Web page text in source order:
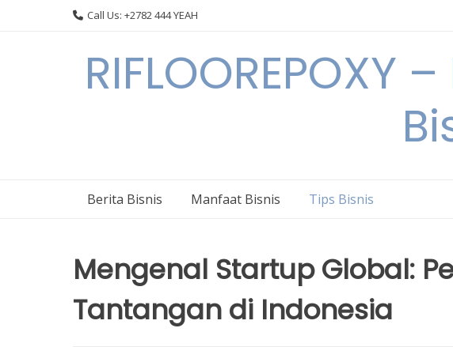
Call Us: +2782 444 YEAH
Berita Bisnis Manfaat Bisnis Tips Bisnis
Mengenal Startup Global:
Tantangan di Indonesia